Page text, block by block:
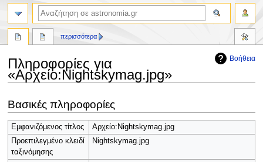
Βοήθεια
Πληροφορίες για
«Αρχείο:Nightskymag.jpg»
στην
πλοήγηση
στην
αναζήτηση
Βασικές πληροφορίες
Εμφανιζόμενος τίτλος
Αρχείο:Nightskymag.jpg
Προεπιλεγμένο κλειδί
ταξινόμησης
Nightskymag.jpg
περισσότερα
αναζήτηση